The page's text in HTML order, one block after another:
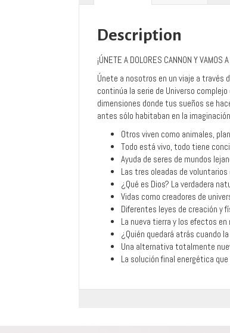
Description
¡ÚNETE A DOLORES CANNON Y VAMOS
Únete a nosotros en un viaje a través
continúa la serie de Universo complejo
dimensiones donde tus sueños se
antes sólo habitaban en la
Otros viven como animales,
Todo está vivo, todo tiene
Ayuda de seres de mundos
Las tres oleadas de voluntarios
¿Qué es Dios? La verdadera
Vidas como creadores de
Diferentes leyes de creación y
La nueva tierra y los efectos
¿Quién quedará atrás cuando
Una alternativa totalmente
La solución final energética